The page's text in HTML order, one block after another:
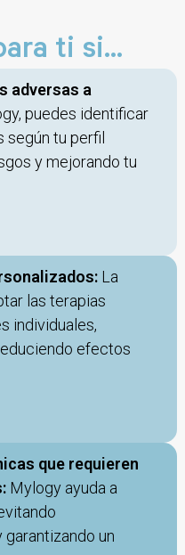
ti si...
adversas a
puedes identificar
tu perfil
y mejorando tu
La
las terapias
individuales,
efectos
que requieren
Mylogy ayuda a
un